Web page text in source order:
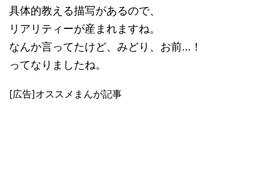
具体的教える描写があるので、
リアリティーが産まれますね。
なんか言ってたけど、みどり、お前…！
ってなりましたね。
[広告]オススメまんが記事